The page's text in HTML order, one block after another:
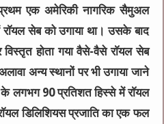
एक अमेरिकी नागरिक सैमुअल
सेब को उगाया था। उसके बाद
होता गया वैसे-वैसे राॅयल सेब
अन्य स्थानों पर भी उगाया जाने
के लगभग 90 प्रतिशत हिस्से में राॅयल
डिलिशियस प्रजाति का एक फल